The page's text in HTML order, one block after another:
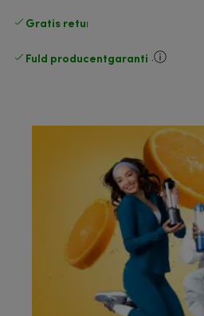
Gratis returneringer
Fuld producentgaranti .